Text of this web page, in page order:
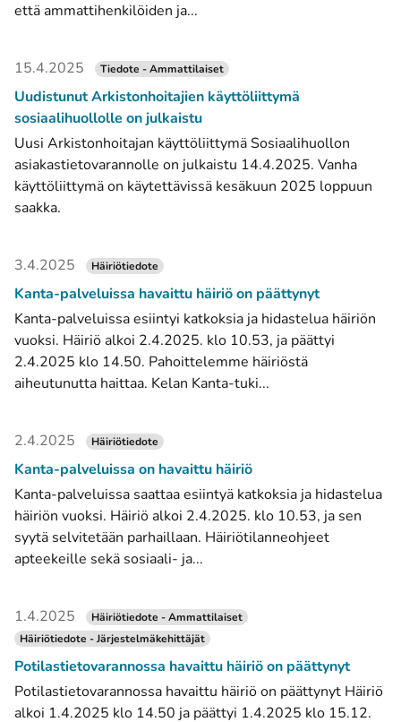
että ammattihenkilöiden ja...
15.4.2025 Tiedote - Ammattilaiset
Uudistunut Arkistonhoitajien käyttöliittymä
sosiaalihuollolle on julkaistu
Uusi Arkistonhoitajan käyttöliittymä Sosiaalihuollon
asiakastietovarannolle on julkaistu 14.4.2025. Vanha
käyttöliittymä on käytettävissä kesäkuun 2025 loppuun
saakka.
3.4.2025 Häiriötiedote
Kanta-palveluissa havaittu häiriö on päättynyt
Kanta-palveluissa esiintyi katkoksia ja hidastelua häiriön
vuoksi. Häiriö alkoi 2.4.2025. klo 10.53, ja päättyi
2.4.2025 klo 14.50. Pahoittelemme häiriöstä
aiheutunutta haittaa. Kelan Kanta-tuki...
2.4.2025 Häiriötiedote
Kanta-palveluissa on havaittu häiriö
Kanta-palveluissa saattaa esiintyä katkoksia ja hidastelua
häiriön vuoksi. Häiriö alkoi 2.4.2025. klo 10.53, ja sen
syytä selvitetään parhaillaan. Häiriötilanneohjeet
apteekeille sekä sosiaali- ja...
1.4.2025
Häiriötiedote - Ammattilaiset
Häiriötiedote - Järjestelmäkehittäjät
Potilastietovarannossa havaittu häiriö on päättynyt
Potilastietovarannossa havaittu häiriö on päättynyt Häiriö
alkoi 1.4.2025 klo 14.50 ja päättyi 1.4.2025 klo 15.12.